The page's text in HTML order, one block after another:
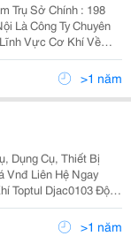
Vực Cơ Khí Về
Nghiệp Tại Việt>1 năm
Dụng Cụ, Thiết Bị
Định Hoặc Di
Quay 360 O Quanh Trụ
>1 năm